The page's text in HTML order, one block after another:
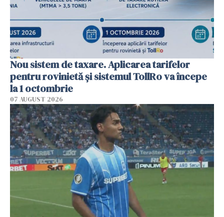
Nou sistem de taxare. Aplicarea tarifelor
pentru rovinietă şi sistemul TollRo va începe
la 1 octombrie
07 AUGUST 2026